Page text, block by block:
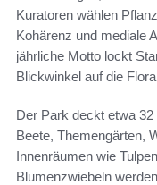
Kuratoren wählen
Kohärenz und mediale
jährliche Motto lockt
Blickwinkel auf die
Der Park deckt etwa
Beete, Themengärten,
Innenräumen wie
Blumenzwiebeln